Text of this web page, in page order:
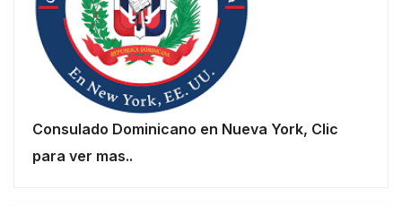
Consulado Dominicano en Nueva York, Clic
para ver mas..